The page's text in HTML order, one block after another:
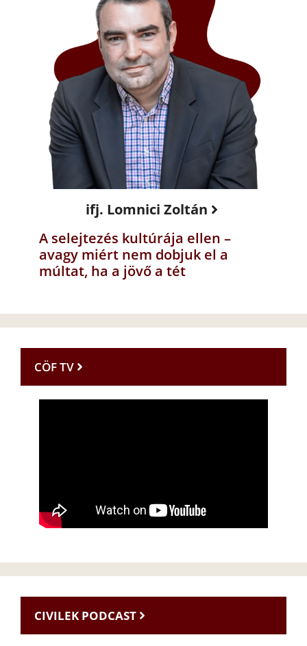
ifj. Lomnici Zoltán
A selejtezés kultúrája ellen –
avagy miért nem dobjuk el a
múltat, ha a jövő a tét
CÖF TV
CIVILEK PODCAST